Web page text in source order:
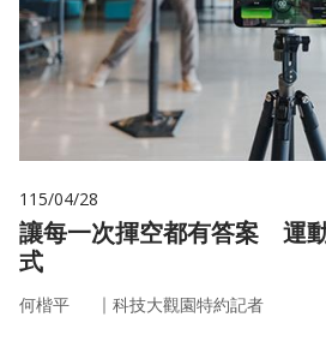
115/04/28
讓每一次揮空都有答案 運
式
何楷平 ｜ 科技大觀園特約記者